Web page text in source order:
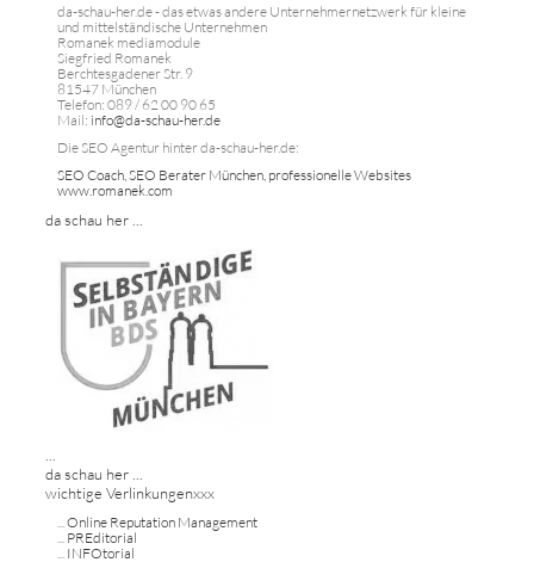
da-schau-her.de - das etwas andere Unternehmernetzwerk für kleine
und mittelständische Unternehmen
Romanek mediamodule
Siegfried Romanek
Berchtesgadener Str. 9
81547 München
Telefon: 089 / 62 00 90 65
Mail: info@da-schau-her.de
Die SEO Agentur hinter da-schau-her.de:
SEO Coach, SEO Berater München, professionelle Websites
www.romanek.com
da schau her ...
da schau her ...
wichtige Verlinkungenxxx
Online Reputation Management
PREditorial
INFOtorial